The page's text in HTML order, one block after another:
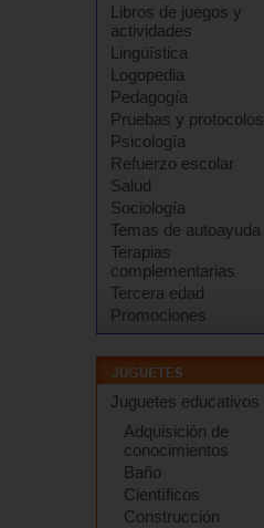
Libros de juegos y
actividades
Lingüística
Logopedia
Pedagogía
Pruebas y protocolos
Psicología
Refuerzo escolar
Salud
Sociología
Temas de autoayuda
Terapias
complementarias
Tercera edad
Promociones
Juguetes educativos
Adquisición de
conocimientos
Baño
Científicos
Construcción